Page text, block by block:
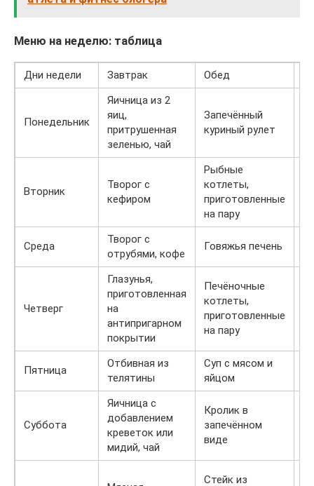
Меню на неделю: таблица
Дни недели Завтрак Обед
Понедельник
Яичница из 2
яиц,
притрушенная
зеленью, чай
Запечённый
куриный рулет
Вторник
Творог с
кефиром
Рыбные
котлеты,
приготовленные
на пару
Среда
Творог с
отрубями, кофе
Говяжья печень
Четверг
Глазунья,
приготовленная
на
антипригарном
покрытии
Печёночные
котлеты,
приготовленные
на пару
Пятница
Отбивная из
телятины
Суп с мясом и
яйцом
Суббота
Яичница с
добавлением
креветок или
мидий, чай
Кролик в
запечённом
виде
Стейк из